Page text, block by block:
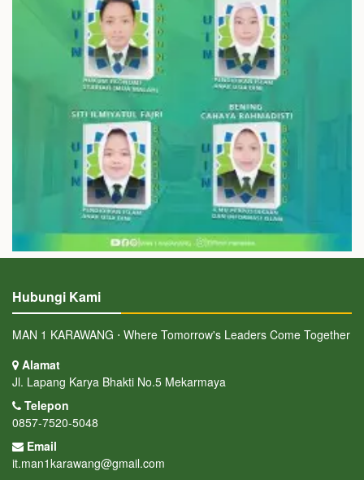
Hubungi Kami
MAN 1 KARAWANG ⋅ Where Tomorrow's Leaders Come Together
Alamat
Jl. Lapang Karya Bhakti No.5 Mekarmaya
Telepon
0857-7520-5048
Email
it.man1karawang@gmail.com